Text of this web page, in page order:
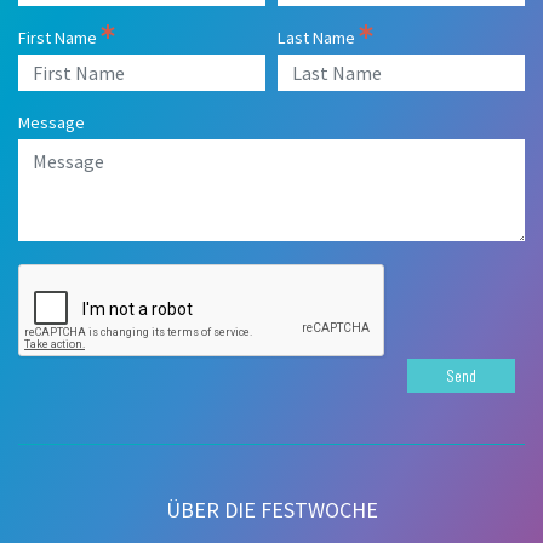
ÜBER DIE FESTWOCHE
First Name Last Name
Message
Send